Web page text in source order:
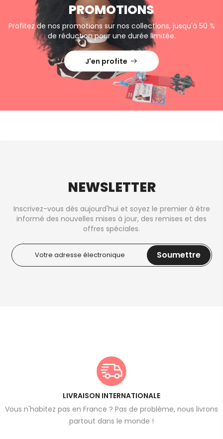
PROMOTIONS
Profitez de nos promotions sur nos collections, jusqu'à 50 %
de réduction pour une durée limitée.
J'en profite
NEWSLETTER
Inscrivez-vous dès aujourd'hui et soyez le premier à être
informé des nouvelles mises à jour, des remises et des
offres spéciales.
Soumettre
LIVRAISON INTERNATIONALE
Vous n'habitez pas en France ? Pas de problème, nous livrons
partout dans le monde !